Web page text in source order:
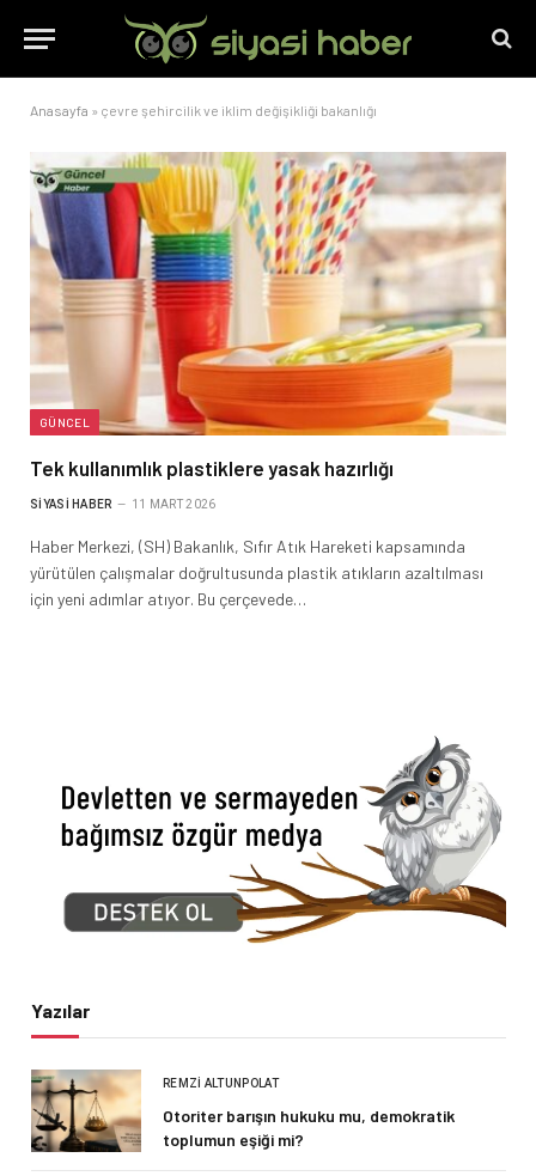
Anasayfa » çevre şehircilik ve iklim değişikliği bakanlığı
GÜNCEL
Tek kullanımlık plastiklere yasak hazırlığı
SIYASI HABER 11 MART 2026
Haber Merkezi, (SH) Bakanlık, Sıfır Atık Hareketi kapsamında
yürütülen çalışmalar doğrultusunda plastik atıkların azaltılması
için yeni adımlar atıyor. Bu çerçevede…
Yazılar
REMZI ALTUNPOLAT
Otoriter barışın hukuku mu, demokratik
toplumun eşiği mi?